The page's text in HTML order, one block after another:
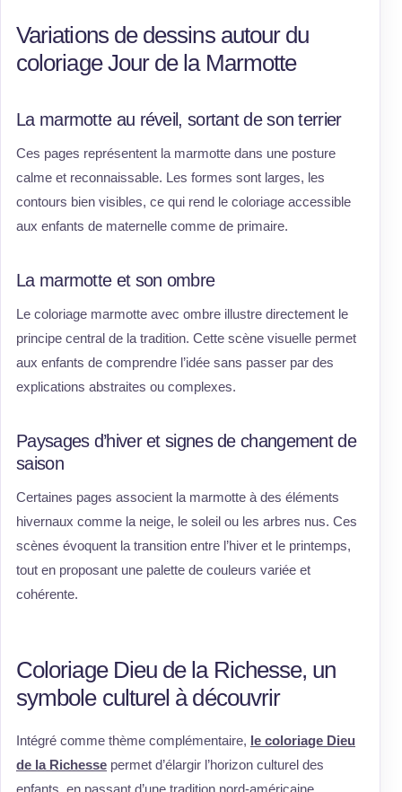
Variations de dessins autour du
coloriage Jour de la Marmotte
La marmotte au réveil, sortant de son terrier
Ces pages représentent la marmotte dans une posture
calme et reconnaissable. Les formes sont larges, les
contours bien visibles, ce qui rend le coloriage accessible
aux enfants de maternelle comme de primaire.
La marmotte et son ombre
Le coloriage marmotte avec ombre illustre directement le
principe central de la tradition. Cette scène visuelle permet
aux enfants de comprendre l’idée sans passer par des
explications abstraites ou complexes.
Paysages d’hiver et signes de changement de
saison
Certaines pages associent la marmotte à des éléments
hivernaux comme la neige, le soleil ou les arbres nus. Ces
scènes évoquent la transition entre l’hiver et le printemps,
tout en proposant une palette de couleurs variée et
cohérente.
Coloriage Dieu de la Richesse, un
symbole culturel à découvrir
Intégré comme thème complémentaire, le coloriage Dieu
de la Richesse permet d’élargir l’horizon culturel des
enfants, en passant d’une tradition nord-américaine